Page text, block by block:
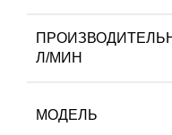
Л/МИН
МОДЕЛЬ